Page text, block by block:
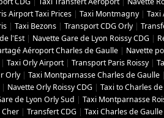
Airport Taxi Prices | Taxi Montmagny| Taxi
| Taxi Bezons | Transport CDG Orly|
l'Est| Navette Gare de Lyon Roissy CDG |
Aéroport Charles de Gaulle | Navette
Taxi Orly Airport| Transport Paris Roissy|
Orly| Taxi Montparnasse Charles de Gaulle |
| Navette Orly Roissy CDG | Taxi to Charles
de Lyon Orly Sud | Taxi Montparnasse
Cher | Transfert CDG | Taxi Charles de